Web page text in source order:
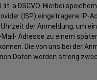
a DSGVO. Hierbei
(ISP) eingetragene IP-
der Anmeldung, um
Mail- Adresse zu einem
Die von uns bei der
Daten werden streng